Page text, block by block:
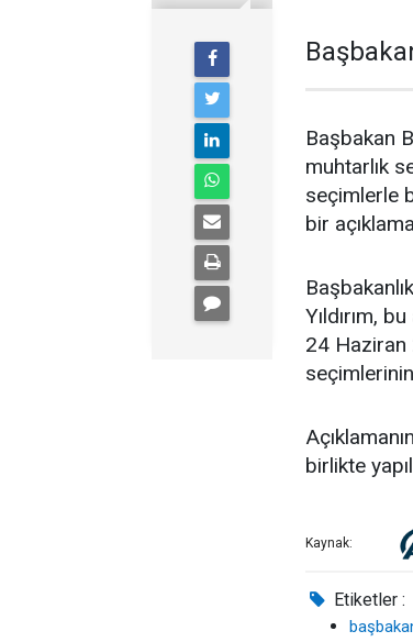
Başbakan
muhtarlık
seçimlerle
bir
Yıldırım,
24 Haziran
birlikte
Kaynak:
Etiketler :